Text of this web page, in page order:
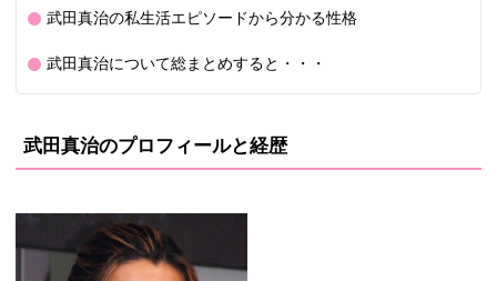
武田真治の私生活エピソードから分かる性格
武田真治について総まとめすると・・・
武田真治のプロフィールと経歴